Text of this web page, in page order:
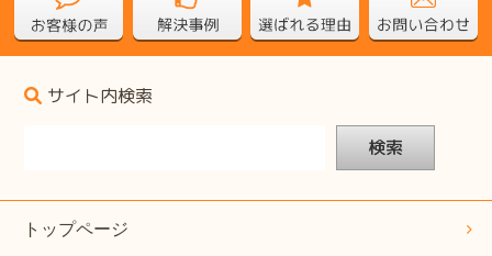
サイト内検索
検索
トップページ